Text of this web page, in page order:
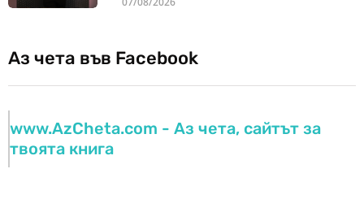
Аз чета във Facebook
www.AzCheta.com - Аз чета, сайтът за
твоята книга